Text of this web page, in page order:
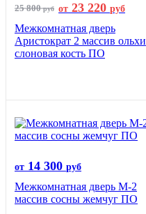
25 800руб от 23 220 руб
Межкомнатная дверь
Аристократ 2 массив ольхи
слоновая кость ПО
от 14 300 руб
Межкомнатная дверь М-2
массив сосны жемчуг ПО